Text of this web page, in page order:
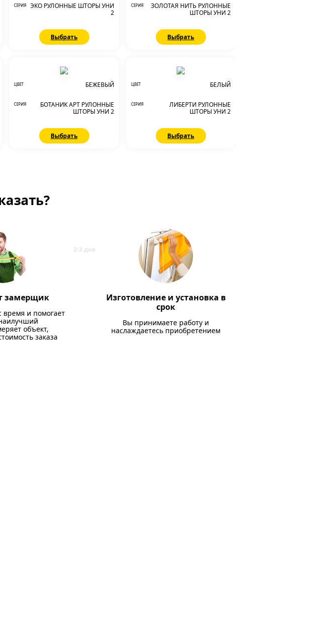
СЕРИЯ
ЭКО РУЛОННЫЕ ШТОРЫ УНИ
2
Выбрать
СЕРИЯ
ЗОЛОТАЯ НИТЬ РУЛОННЫЕ
ШТОРЫ УНИ 2
Выбрать
ЦВЕТ БЕЖЕВЫЙ
СЕРИЯ
БОТАНИК АРТ РУЛОННЫЕ
ШТОРЫ УНИ 2
Выбрать
ЦВЕТ БЕЛЫЙ
СЕРИЯ
ЛИБЕРТИ РУЛОННЫЕ
ШТОРЫ УНИ 2
Выбрать
замерщик
время и помогает
объект,
заказа
Изготовление и установка в
срок
Вы принимаете работу и
наслаждаетесь приобретением